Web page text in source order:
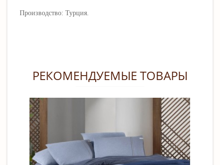
Производство: Турция.
РЕКОМЕНДУЕМЫЕ ТОВАРЫ